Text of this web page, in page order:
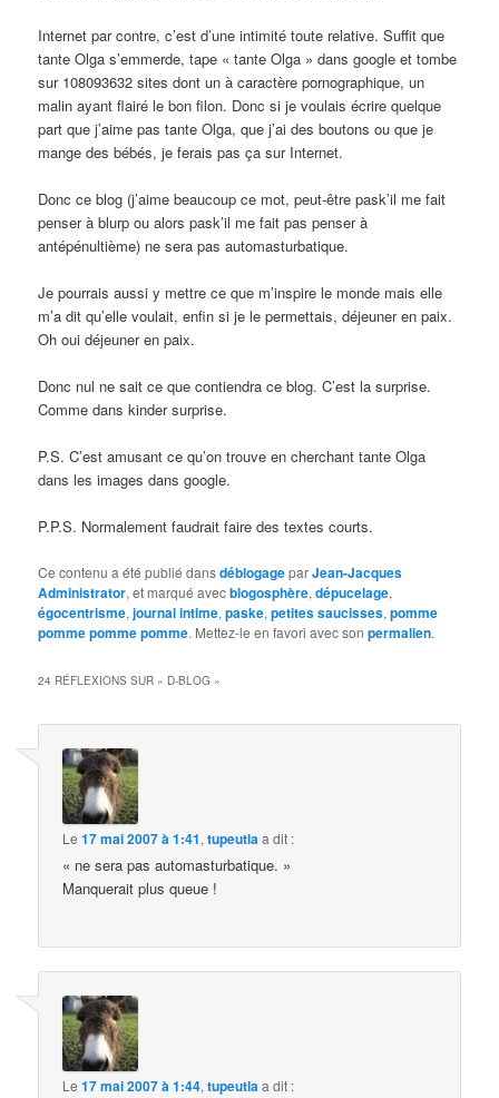
Internet par contre, c’est d’une intimité toute relative. Suffit que
tante Olga s’emmerde, tape « tante Olga » dans google et tombe
sur 108093632 sites dont un à caractère pornographique, un
malin ayant flairé le bon filon. Donc si je voulais écrire quelque
part que j’aime pas tante Olga, que j’ai des boutons ou que je
mange des bébés, je ferais pas ça sur Internet.
Donc ce blog (j’aime beaucoup ce mot, peut-être pask’il me fait
penser à blurp ou alors pask’il me fait pas penser à
antépénultième) ne sera pas automasturbatique.
Je pourrais aussi y mettre ce que m’inspire le monde mais elle
m’a dit qu’elle voulait, enfin si je le permettais, déjeuner en paix.
Oh oui déjeuner en paix.
Donc nul ne sait ce que contiendra ce blog. C’est la surprise.
Comme dans kinder surprise.
P.S. C’est amusant ce qu’on trouve en cherchant tante Olga
dans les images dans google.
P.P.S. Normalement faudrait faire des textes courts.
Ce contenu a été publié dansdéblogageparJean-Jacques
Administrator, et marqué avecblogosphère,dépucelage,
égocentrisme,journal intime,paske,petites saucisses,pomme
pomme pomme pomme. Mettez-le en favori avec sonpermalien.
24 RÉFLEXIONS SUR « D-BLOG »
Le17 mai 2007 à 1:41,tupeutlaa dit :
« ne sera pas automasturbatique. »
Manquerait plus queue !
Le17 mai 2007 à 1:44,tupeutlaa dit :